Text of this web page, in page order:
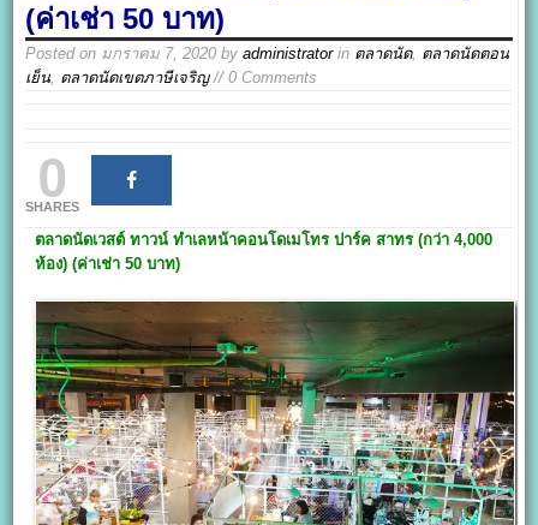
(ค่าเช่า 50 บาท)
Posted on มกราคม 7, 2020 byadministratorin ตลาดนัด, ตลาดนัดตอน
เย็น, ตลาดนัดเขตภาษีเจริญ// 0 Comments
0
SHARES
ตลาดนัดเวสต์ ทาวน์ ทำเลหน้าคอนโดเมโทร ปาร์ค สาทร (กว่า4,000
ห้อง) (ค่าเช่า 50 บาท)